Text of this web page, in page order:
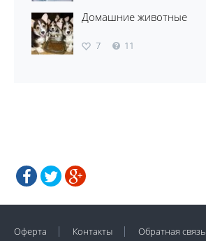
Домашние животные
7 11
Оферта Контакты Обратная связь